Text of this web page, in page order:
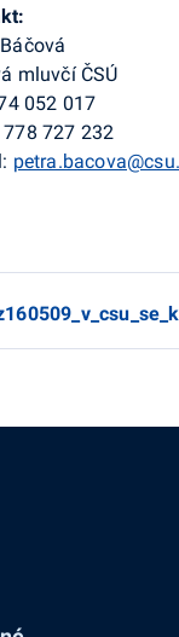
mluvčí ČSÚ
052 017
778 727 232